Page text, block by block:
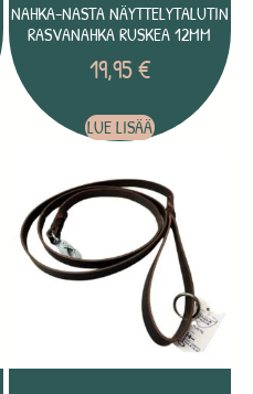
NAHKA-NASTA NÄYTTELYTALUTIN
RASVANAHKA RUSKEA 12MM
19,95€
LUE LISÄÄ